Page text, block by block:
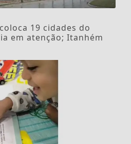
19 cidades do
em atenção; Itanhém